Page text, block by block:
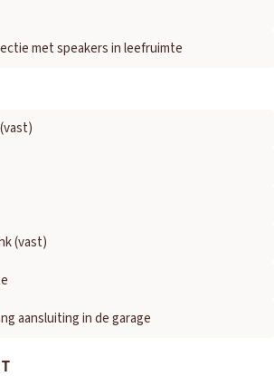
met speakers in leefruimte
(vast)
aansluiting in de garage